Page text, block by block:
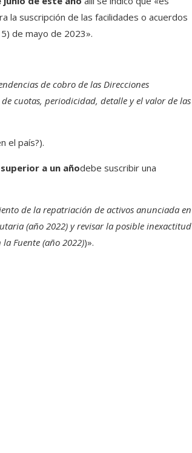
la suscripción de las facilidades o acuerdos
de mayo de 2023».
de cobro de las Direcciones
cuotas, periodicidad, detalle y el valor de las
el país?).
a un añodebe suscribir una
de la repatriación de activos anunciada en
(año 2022) y revisar la posible inexactitud
Fuente (año 2022))».